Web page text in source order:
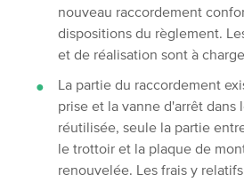
nouveau raccordement
dispositions du règlement.
et de réalisation sont à
La partie du raccordement
prise et la vanne d'arrêt
réutilisée, seule la partie
le trottoir et la plaque de
renouvelée. Les frais y